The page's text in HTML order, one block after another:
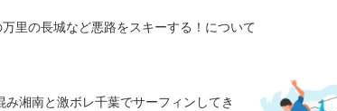
里の長城など悪路をスキーする！について
湘南と激ボレ千葉でサーフィンしてき